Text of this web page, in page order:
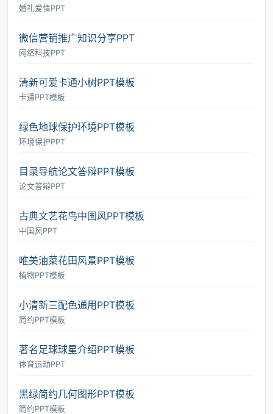
婚礼爱情PPT
微信营销推广知识分享PPT
网络科技PPT
清新可爱卡通小树PPT模板
卡通PPT模板
绿色地球保护环境PPT模板
环境保护PPT
目录导航论文答辩PPT模板
论文答辩PPT
古典文艺花鸟中国风PPT模板
中国风PPT
唯美油菜花田风景PPT模板
植物PPT模板
小清新三配色通用PPT模板
简约PPT模板
著名足球球星介绍PPT模板
体育运动PPT
黑绿简约几何图形PPT模板
简约PPT模板